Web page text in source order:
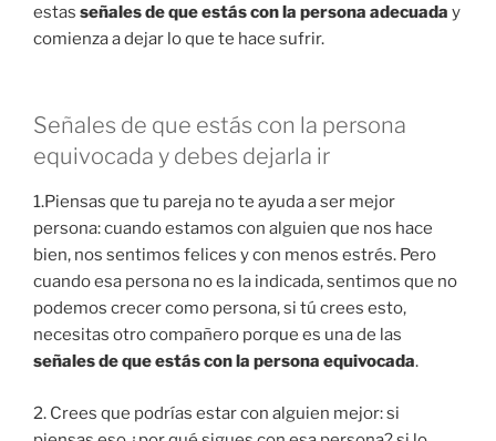
estas señales de que estás con la persona adecuada y
comienza a dejar lo que te hace sufrir.
Señales de que estás con la persona
equivocada y debes dejarla ir
1.Piensas que tu pareja no te ayuda a ser mejor
persona: cuando estamos con alguien que nos hace
bien, nos sentimos felices y con menos estrés. Pero
cuando esa persona no es la indicada, sentimos que no
podemos crecer como persona, si tú crees esto,
necesitas otro compañero porque es una de las
señales de que estás con la persona equivocada.
2. Crees que podrías estar con alguien mejor: si